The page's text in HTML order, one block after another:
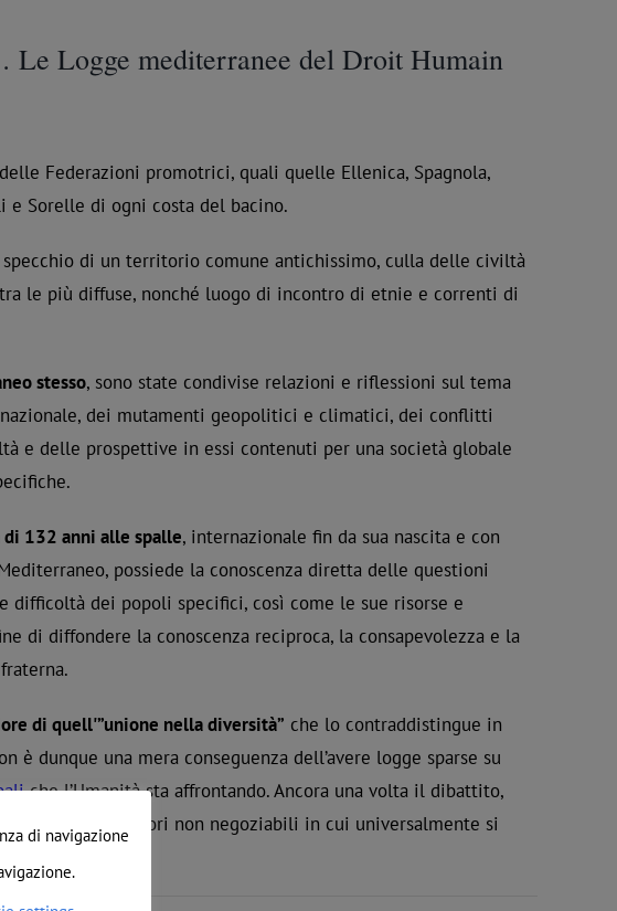
Logge mediterranee del Droit Humain
Federazioni promotrici, quali quelle Ellenica, Spagnola,
e Sorelle di ogni costa del bacino.
di un territorio comune antichissimo, culla delle civiltà
le più diffuse, nonché luogo di incontro di etnie e correnti di
stesso, sono state condivise relazioni e riflessioni sul tema
dei mutamenti geopolitici e climatici, dei conflitti
e delle prospettive in essi contenuti per una società globale
di 132 anni alle spalle, internazionale fin da sua nascita e con
possiede la conoscenza diretta delle questioni
difficoltà dei popoli specifici, così come le sue risorse e
di diffondere la conoscenza reciproca, la consapevolezza e la
di quell'”unione nella diversità” che lo contraddistingue in
è dunque una mera conseguenza dell’avere logge sparse su
che l’Umanità sta affrontando. Ancora una volta il dibattito,
e ampliare i valori non negoziabili in cui universalmente si
di navigazione